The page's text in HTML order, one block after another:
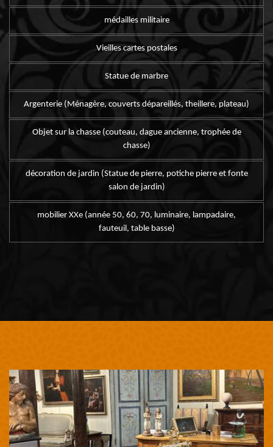
médailles militaire
Vieilles cartes postales
Statue de marbre
Argenterie (Ménagère, couverts dépareillés, theillere, plateau)
Objet sur la chasse (couteau, dague ancienne, trophée de
chasse)
décoration de jardin (Statue de pierre, potiche pierre et fonte
salon de jardin)
mobilier XXe (année 50, 60, 70, luminaire, lampadaire,
fauteuil, table basse)